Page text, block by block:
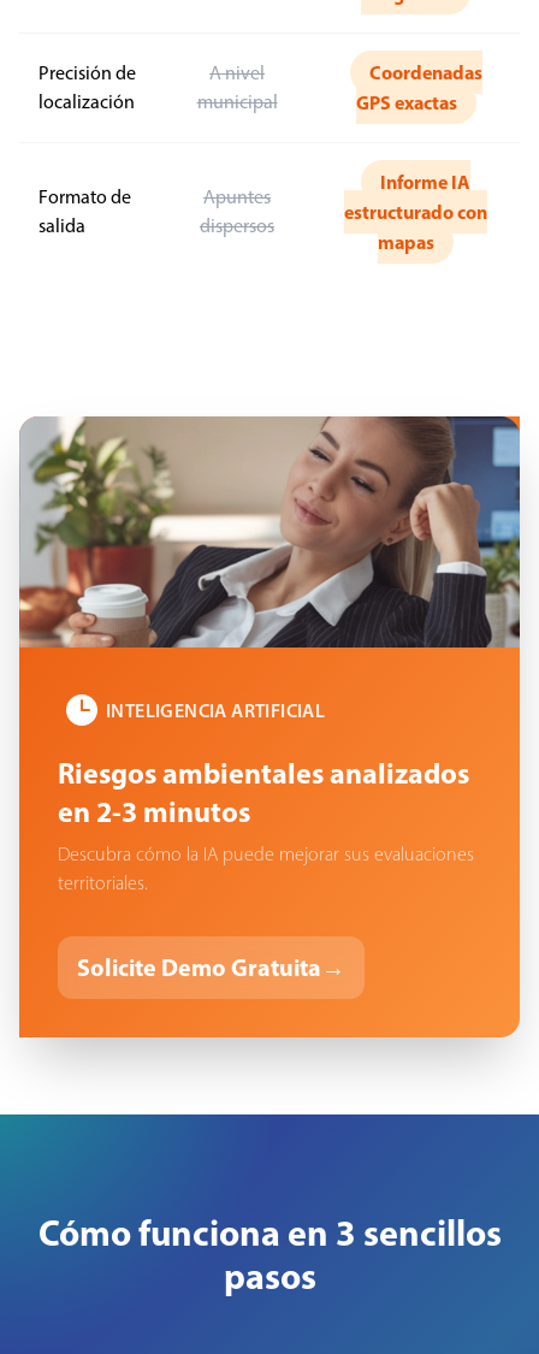
Precisión de
localización
A nivel
municipal
Coordenadas
GPS exactas
Formato de
salida
Apuntes
dispersos
Informe IA
estructurado con
mapas
INTELIGENCIA ARTIFICIAL
Riesgos ambientales analizados
en 2-3 minutos
Descubra cómo la IA puede mejorar sus evaluaciones
territoriales.
Solicite Demo Gratuita →
Cómo funciona en 3 sencillos
pasos